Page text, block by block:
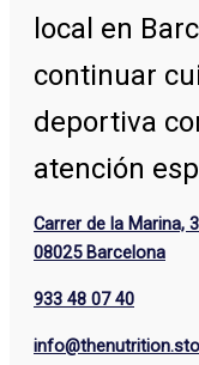
local en
continuar
deportiva
atención
Carrer de la Marina,
08025 Barcelona
933 48 07 40